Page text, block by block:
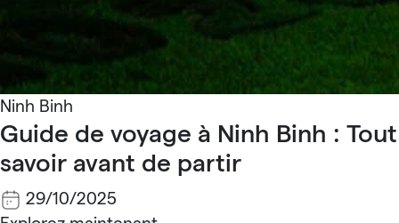
Ninh Binh
Guide de voyage à Ninh Binh : Tout
savoir avant de partir
29/10/2025